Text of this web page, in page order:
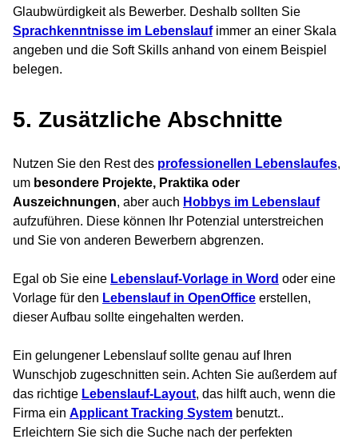
Glaubwürdigkeit als Bewerber. Deshalb sollten Sie
Sprachkenntnisse im Lebenslaufimmer an einer Skala
angeben und die Soft Skills anhand von einem Beispiel
belegen.
5. Zusätzliche Abschnitte
Nutzen Sie den Rest des professionellen Lebenslaufes,
um besondere Projekte, Praktika oder
Auszeichnungen, aber auch Hobbys im Lebenslauf
aufzuführen. Diese können Ihr Potenzial unterstreichen
und Sie von anderen Bewerbern abgrenzen.
Egal ob Sie eine Lebenslauf-Vorlage in Word oder eine
Vorlage für den Lebenslauf in OpenOffice erstellen,
dieser Aufbau sollte eingehalten werden.
Ein gelungener Lebenslauf sollte genau auf Ihren
Wunschjob zugeschnitten sein. Achten Sie außerdem auf
das richtige Lebenslauf-Layout, das hilft auch, wenn die
Firma ein Applicant Tracking System benutzt..
Erleichtern Sie sich die Suche nach der perfekten